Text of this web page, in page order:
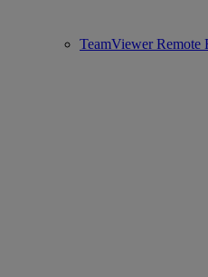
TeamViewer Remote